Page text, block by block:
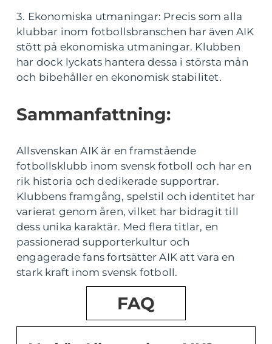
3. Ekonomiska utmaningar: Precis som alla
klubbar inom fotbollsbranschen har även AIK
stött på ekonomiska utmaningar. Klubben
har dock lyckats hantera dessa i största mån
och bibehåller en ekonomisk stabilitet.
Sammanfattning:
Allsvenskan AIK är en framstående
fotbollsklubb inom svensk fotboll och har en
rik historia och dedikerade supportrar.
Klubbens framgång, spelstil och identitet har
varierat genom åren, vilket har bidragit till
dess unika karaktär. Med flera titlar, en
passionerad supporterkultur och
engagerade fans fortsätter AIK att vara en
stark kraft inom svensk fotboll.
FAQ